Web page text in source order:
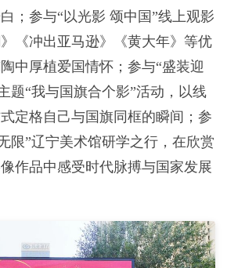
；参与“以光影 颂中国”线上观影
《冲出亚马逊》《黄大年》等优
中厚植爱国情怀；参与“盛装迎
题“我与国旗合个影”活动，以线
式定格自己与国旗同框的瞬间；参
限”辽宁美术馆研学之行，在欣赏
作品中感受时代脉搏与国家发展